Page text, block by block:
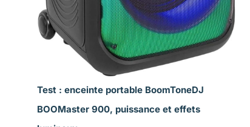
Test : enceinte portable BoomToneDJ
BOOMaster 900, puissance et effets